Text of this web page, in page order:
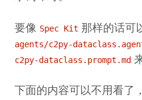
要像 Spec Kit 那样的话可
agents/c2py-
c2py-dataclass.prompt.md
下面的内容可以不用看了